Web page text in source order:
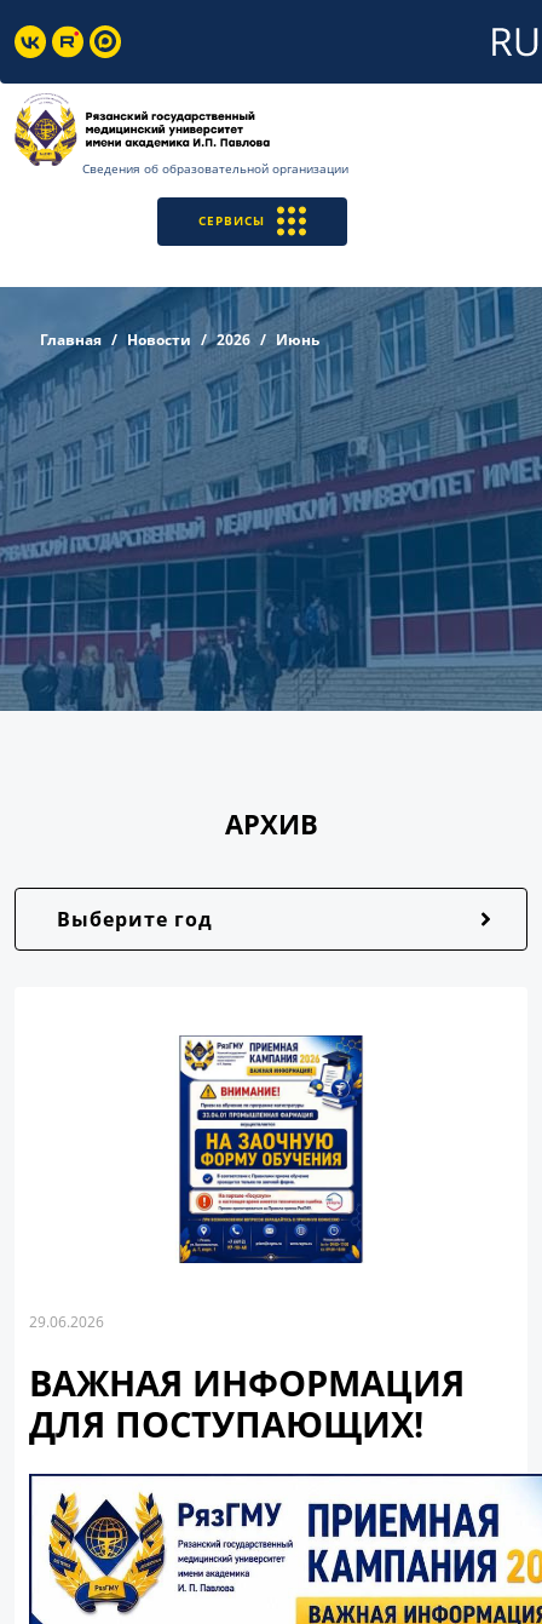
Сведения об образовательной организации
СЕРВИСЫ
Главная Новости 2026 Июнь
АРХИВ
Выберите год
29.06.2026
ВАЖНАЯ ИНФОРМАЦИЯ
ДЛЯ ПОСТУПАЮЩИХ!